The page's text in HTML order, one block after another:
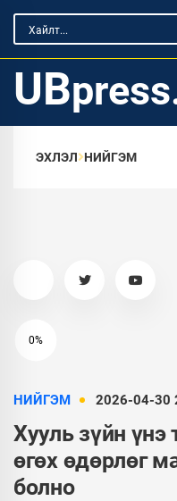
UB
ЭХЛЭЛ НИЙГЭМ
0%
НИЙГЭМ 2026-04-30
Хууль зүйн үнэ
өгөх өдөрлөг
болно